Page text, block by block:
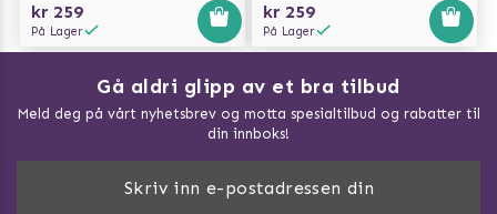
kr 259
På Lager
kr 259
På Lager
Gå aldri glipp av et bra tilbud
Meld deg på vårt nyhetsbrev og motta spesialtilbud og rabatter til
din innboks!